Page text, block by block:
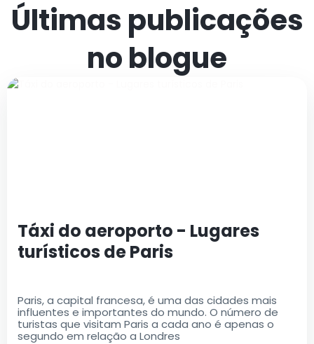
Últimas publicações
no blogue
Táxi do aeroporto - Lugares
turísticos de Paris
Paris, a capital francesa, é uma das cidades mais
influentes e importantes do mundo. O número de
turistas que visitam Paris a cada ano é apenas o
segundo em relação a Londres